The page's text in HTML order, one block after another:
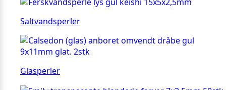
Saltvandsperler
Glasperler